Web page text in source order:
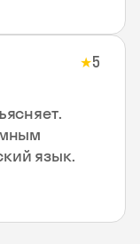
★5
язык.